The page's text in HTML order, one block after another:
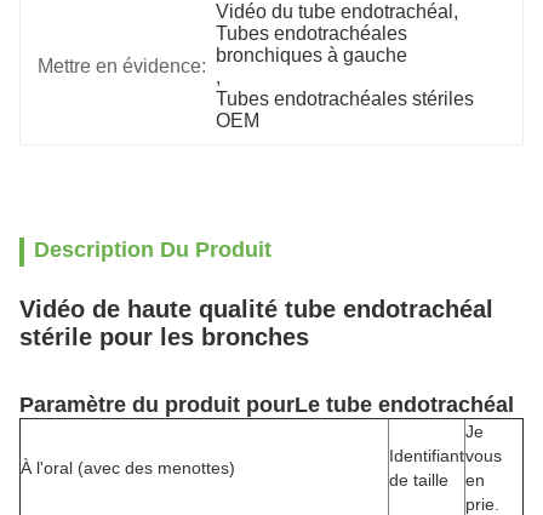
Mettre en évidence:
Vidéo du tube endotrachéal ,
Tubes endotrachéales
bronchiques à gauche
,
Tubes endotrachéales stériles
OEM
Description Du Produit
Vidéo de haute qualité tube endotrachéal
stérile pour les bronches
Paramètre du produit pourLe tube endotrachéal
À l'oral (avec des menottes)
Identifiant
de taille
Je
vous
en
prie.